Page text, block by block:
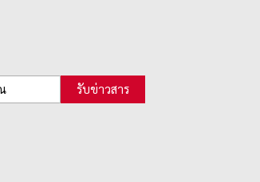
รับข่าวสาร